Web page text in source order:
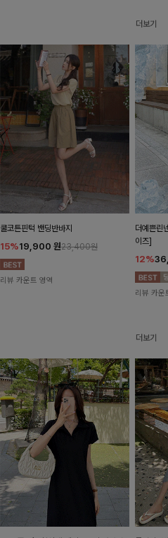
더보기
쿨코튼핀턱 밴딩반바지
15%19,900 원23,400원
리뷰 카운트 영역
더예쁜린
이즈]
12%
리뷰 카운
더보기